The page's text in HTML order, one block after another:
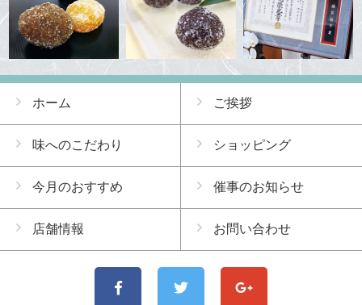
ホーム ご挨拶
味へのこだわり ショッピング
今月のおすすめ 催事のお知らせ
店舗情報 お問い合わせ